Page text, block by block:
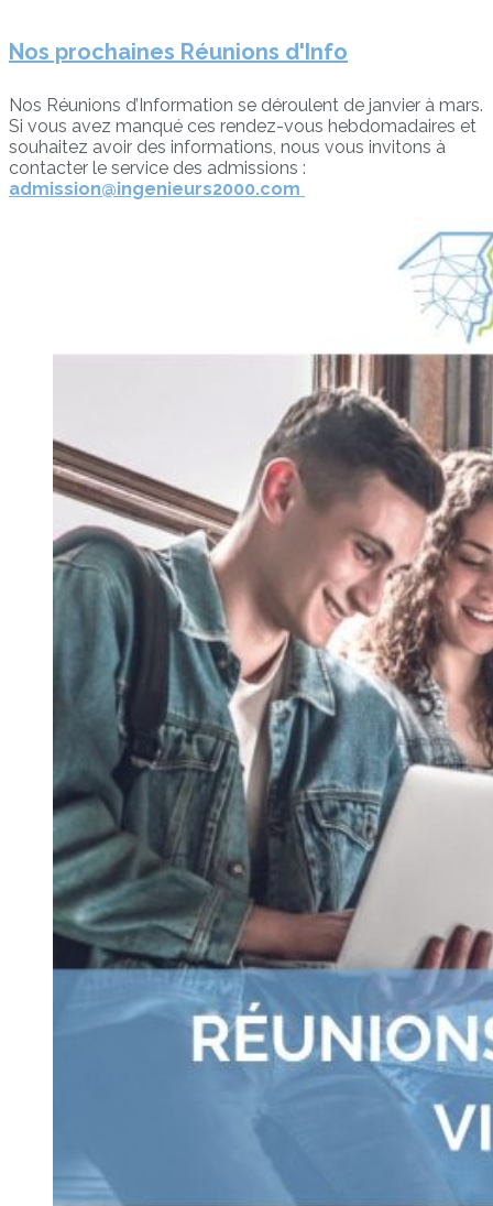
Nos prochaines Réunions d'Info
Nos Réunions d’Information se déroulent de janvier à mars.
Si vous avez manqué ces rendez-vous hebdomadaires et
souhaitez avoir des informations, nous vous invitons à
contacter le service des admissions :
admission@ingenieurs2000.com